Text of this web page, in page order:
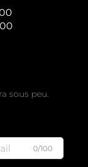
sous peu.
0/100